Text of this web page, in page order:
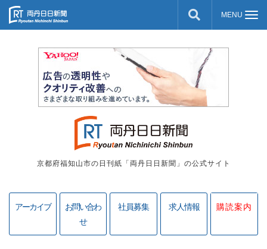
京都府福知山市の日刊紙「両丹日日新聞」の公式サイト
アーカイブ
お問い合わ
せ
社員募集 求人情報 購読案内